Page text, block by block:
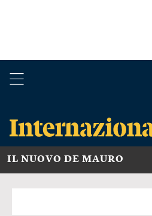
IL NUOVO DE MAURO